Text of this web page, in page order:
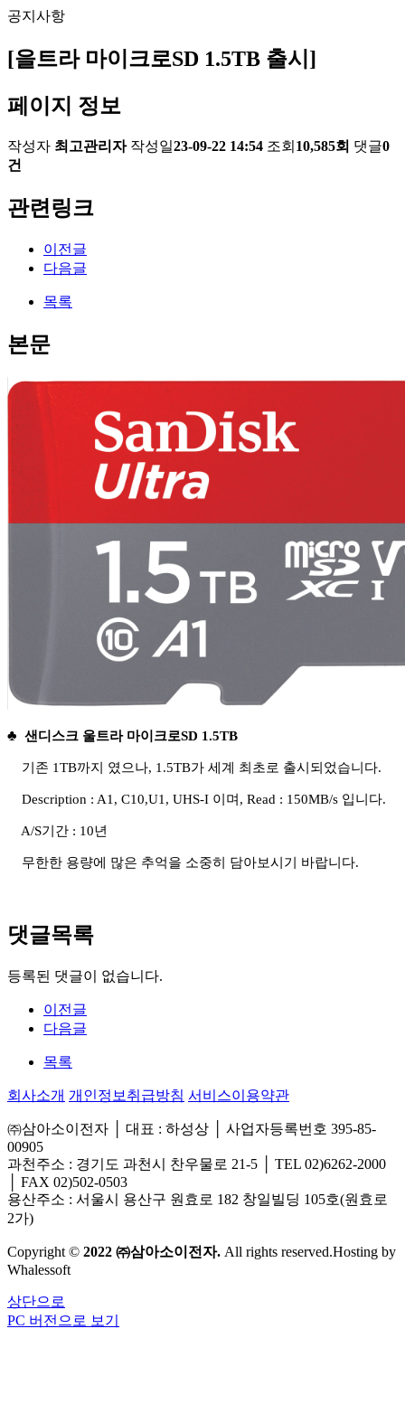
공지사항
[을트라 마이크로SD 1.5TB 출시]
페이지 정보
작성자 최고관리자 작성일23-09-22 14:54 조회 10,585회 댓글0
건
관련링크
이전글
다음글
목록
본문
♣ 샌디스크 울트라 마이크로SD 1.5TB
기존 1TB까지 였으나, 1.5TB가 세계 최초로 출시되었습니다.
Description : A1, C10,U1, UHS-I 이며, Read : 150MB/s 입니다.
A/S기간 : 10년
무한한 용량에 많은 추억을 소중히 담아보시기 바랍니다.
댓글목록
등록된 댓글이 없습니다.
이전글
다음글
목록
회사소개 개인정보취급방침 서비스이용약관
㈜삼아소이전자 │ 대표 : 하성상 │ 사업자등록번호 395-85-
00905
과천주소 : 경기도 과천시 찬우물로 21-5 │ TEL 02)6262-2000
│ FAX 02)502-0503
용산주소 : 서울시 용산구 원효로 182 창일빌딩 105호(원효로
2가)
Copyright © 2022 ㈜삼아소이전자. All rights reserved.Hosting by
Whalessoft
상단으로
PC 버전으로 보기